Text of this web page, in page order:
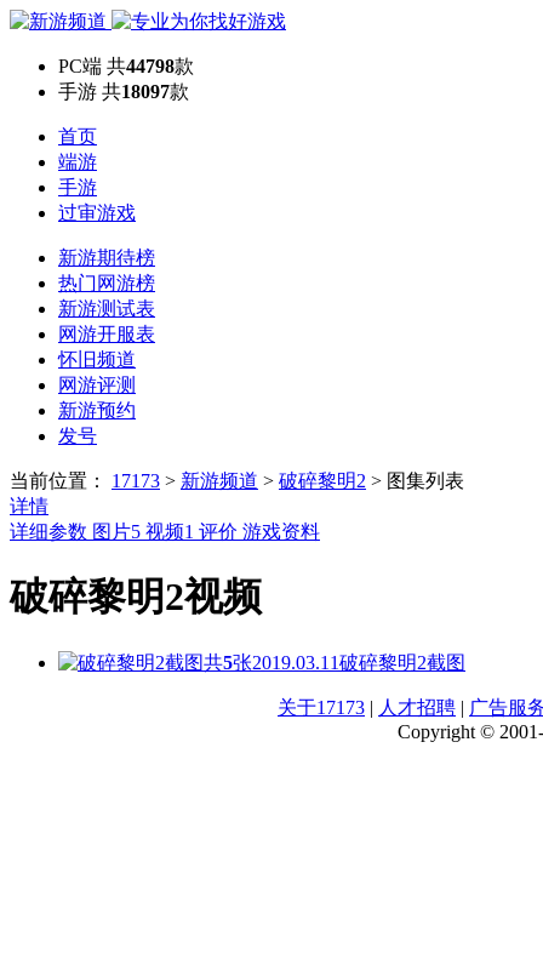
PC端 共44798款
手游 共18097款
首页
端游
手游
过审游戏
新游期待榜
热门网游榜
新游测试表
网游开服表
怀旧频道
网游评测
新游预约
发号
当前位置： 17173 > 新游频道 > 破碎黎明2 > 图集列表
详情
详细参数 图片5 视频1 评价 游戏资料
破碎黎明2视频
共5张2019.03.11破碎黎明2截图
关于17173 | 人才招聘 | 广告服
Copyright ©